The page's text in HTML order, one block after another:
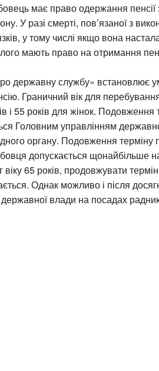
має право одержання пенсії
У разі смерті, пов’язаної з
у тому числі якщо вона
мають право на отримання
державну службу» встановлює
Граничний вік для
і 55 років для жінок.
Головним управлінням
органу. Подовження
допускається щонайбільше
65 років, продовжувати
Однак можливо і після
влади на посадах